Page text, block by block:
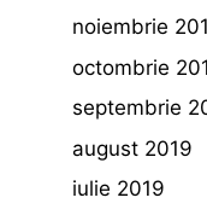
noiembrie
octombrie
septembrie
august 2019
iulie 2019